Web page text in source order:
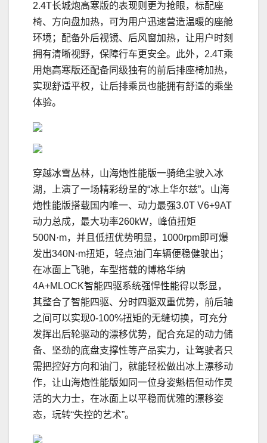
2.4T长城炮高寒版的表现则更为抢眼，标配座
椅、方向盘加热，可为用户迅速营造温暖的座舱
环境；配备外后视镜、后风窗加热，让用户时刻
拥有清晰视野，保障行车更安全。此外，2.4T乘
用炮高寒版还配备同级独有的前后排座椅加热，
实现舒适平权，让后排乘员也能拥有舒适的乘坐
体验。
穿越冰雪丛林，山海炮性能版一骑绝尘驶入冰
湖，上演了一场精彩纷呈的“冰上华尔兹”。山海
炮性能版搭载国内唯一、动力最强3.0T V6+9AT
动力总成，最大功率260kW，峰值扭矩
500N·m，并且低扭优势明显，1000rpm即可爆
发出340N·m扭矩，轻点油门车辆便稳健驶出；
在冰面上飞驰，车型搭载的博格华纳
4A+MLOCK智能四驱系统强悍性能得以彰显，
其整合了智能四驱、分时四驱双重优势，前后轴
之间可以实现0-100%扭矩的无缝切换，可充分
发挥出后轮驱动的漂移优势，配合充足的动力储
备、坚劲的底盘支撑性等产品实力，让驾驶者只
需把控好方向和油门，就能轻松做出冰上漂移动
作，让山海炮性能版如同一位身姿魁梧但动作灵
活的大力士，在冰面上以平稳而优雅的漂移姿
态，玩转“失控的艺术”。